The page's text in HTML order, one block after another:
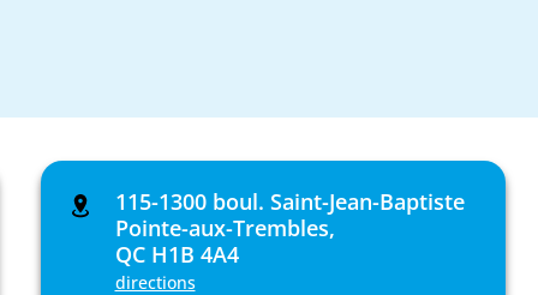
115-1300 boul. Saint-Jean-Baptiste
Pointe-aux-Trembles,
QC H1B 4A4
directions